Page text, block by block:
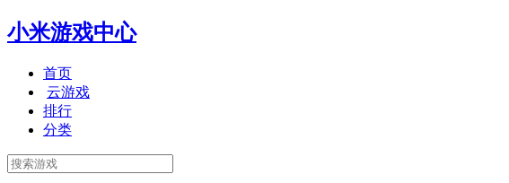
小米游戏中心
首页
云游戏
排行
分类